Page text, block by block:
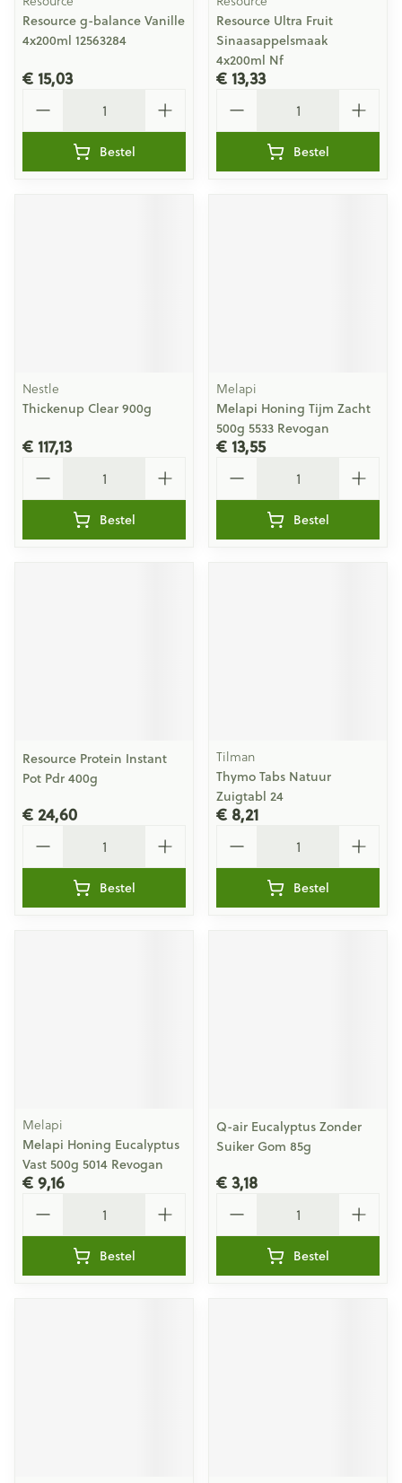
Resource g-balance Vanille
4x200ml 12563284
€ 15,03
Bestel
Resource Ultra Fruit
Sinaasappelsmaak
4x200ml Nf
€ 13,33
Bestel
Nestle
Thickenup Clear 900g
€ 117,13
Bestel
Melapi
Melapi Honing Tijm Zacht
500g 5533 Revogan
€ 13,55
Bestel
Resource Protein Instant
Pot Pdr 400g
€ 24,60
Bestel
Tilman
Thymo Tabs Natuur
Zuigtabl 24
€ 8,21
Bestel
Melapi
Melapi Honing Eucalyptus
Vast 500g 5014 Revogan
€ 9,16
Bestel
Q-air Eucalyptus Zonder
Suiker Gom 85g
€ 3,18
Bestel